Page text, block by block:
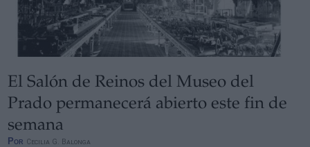
El Salón de Reinos del Museo del
Prado permanecerá abierto este fin de
semana
Por Cecilia G. Balonga